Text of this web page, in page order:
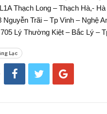
Thạch Long – Thạch Hà,- Hà
Trãi – Tp Vinh – Nghệ
Lý Thường Kiệt – Bắc Lý –
Lạc